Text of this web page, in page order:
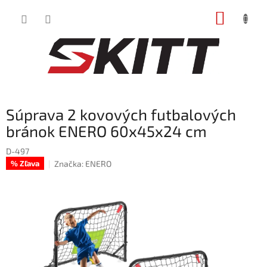
Súprava 2 kovových futbalových
bránok ENERO 60x45x24 cm
D-497
% Zľava Značka: ENERO